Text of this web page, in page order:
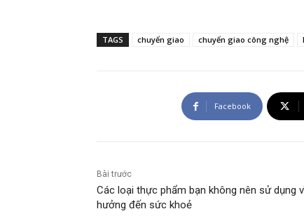
TAGS chuyển giao chuyển giao công nghệ
Facebook
Bài trước
Các loại thực phẩm bạn không nên sử dụng
hưởng đến sức khoẻ